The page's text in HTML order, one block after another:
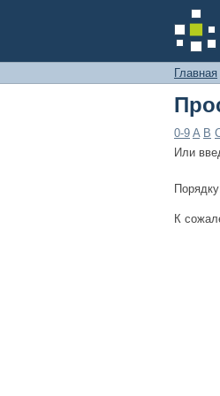
Главная
0-9 A B
Или
К